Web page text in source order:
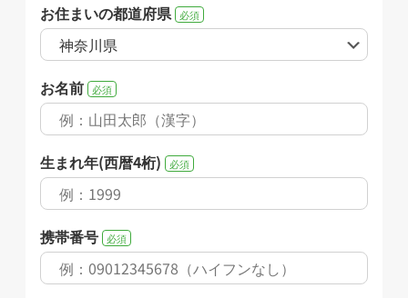
お住まいの都道府県 必須
お名前 必須
生まれ年(西暦4桁) 必須
携帯番号 必須